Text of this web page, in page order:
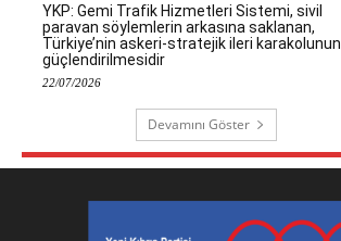
YKP: Gemi Trafik Hizmetleri Sistemi, sivil
paravan söylemlerin arkasına saklanan,
Türkiye’nin askeri-stratejik ileri karakolunun
güçlendirilmesidir
22/07/2026
Devamını Göster